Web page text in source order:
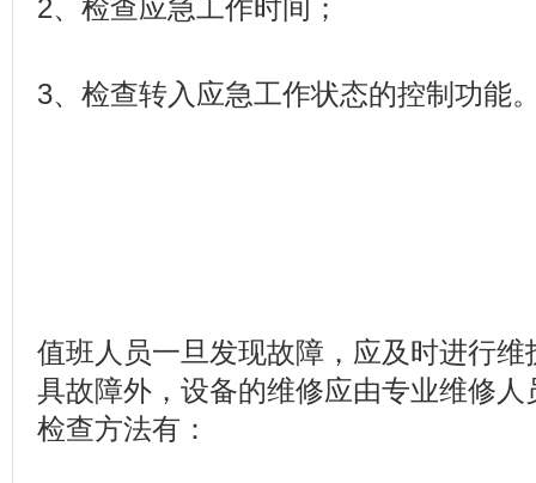
2、检查应急工作时间；
3、检查转入应急工作状态的控制功能
值班人员一旦发现故障，应及时进行
具故障外，设备的维修应由专业维修
检查方法有：